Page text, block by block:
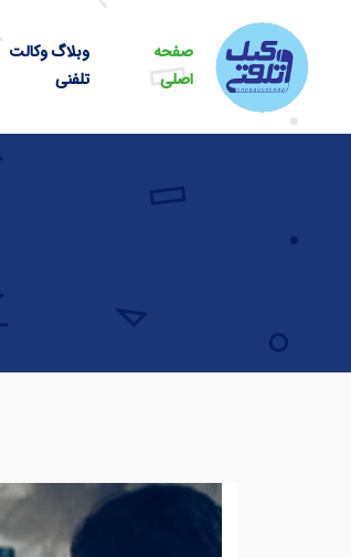
صفحه
اصلی
وبلاگ وکالت
تلفنی